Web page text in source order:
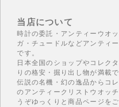
当店について
時計の委託・アンティーウオ
ガ・チュードルなどアンティ
です。
日本全国のショップやコレク
りの格安・掘り出し物が満載で
伝説の名機・幻の逸品からコ
のアンティークリストウオッ
うぞゆっくりと商品ページをご